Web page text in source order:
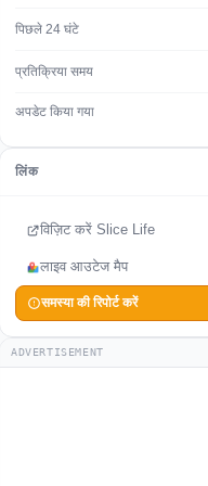
पिछले 24 घंटे
प्रतिक्रिया समय
अपडेट किया गया
लिंक
विज़िट करें Slice Life
लाइव आउटेज मैप
समस्या की रिपोर्ट करें
ADVERTISEMENT